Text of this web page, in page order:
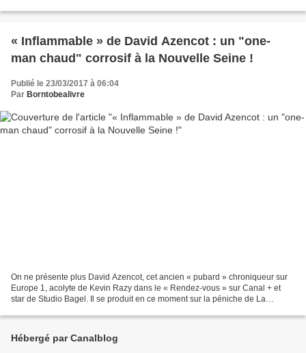
« Inflammable » de David Azencot : un "one-
man chaud" corrosif à la Nouvelle Seine !
Publié le 23/03/2017 à 06:04
Par Borntobealivre
On ne présente plus David Azencot, cet ancien « pubard » chroniqueur sur
Europe 1, acolyte de Kevin Razy dans le « Rendez-vous » sur Canal + et
star de Studio Bagel. Il se produit en ce moment sur la péniche de La
Hébergé par Canalblog